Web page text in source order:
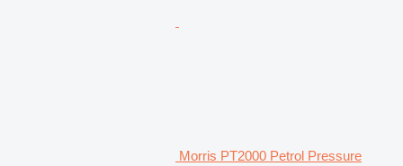
Morris PT2000 Petrol Pressure